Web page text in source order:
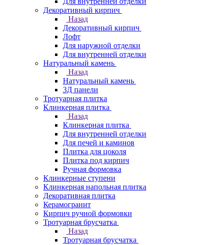
Декоративный кирпич
Назад
Декоративный кирпич
Лофт
Для наружной отделки
Для внутренней отделки
Натуральный камень
Назад
Натуральный камень
3Д панели
Тротуарная плитка
Клинкерная плитка
Назад
Клинкерная плитка
Для внутренней отделки
Для печей и каминов
Плитка для цоколя
Плитка под кирпич
Ручная формовка
Клинкерные ступени
Клинкерная напольная плитка
Декоративная плитка
Керамогранит
Кирпич ручной формовки
Тротуарная брусчатка
Назад
Тротуарная брусчатка